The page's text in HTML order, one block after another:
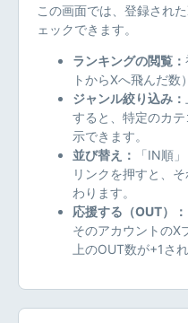
この画面では、登録され
ェックできます。
ランキングの閲覧：
トからXへ飛んだ数
ジャンル絞り込み：
すると、特定のカ
示できます。
並び替え：
「IN順
リンクを押すと、
わります。
応援する（OUT）：
そのアカウントのX
上のOUT数が+1され